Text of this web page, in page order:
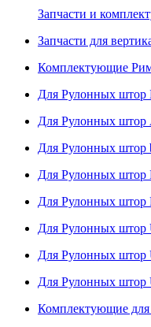
Запчасти и
Запчасти для
Комплектующие
Для Рулонных штор
Для Рулонных штор
Для Рулонных штор
Для Рулонных штор
Для Рулонных штор
Для Рулонных
Для Рулонных штор
Для Рулонных штор
Комплектующие